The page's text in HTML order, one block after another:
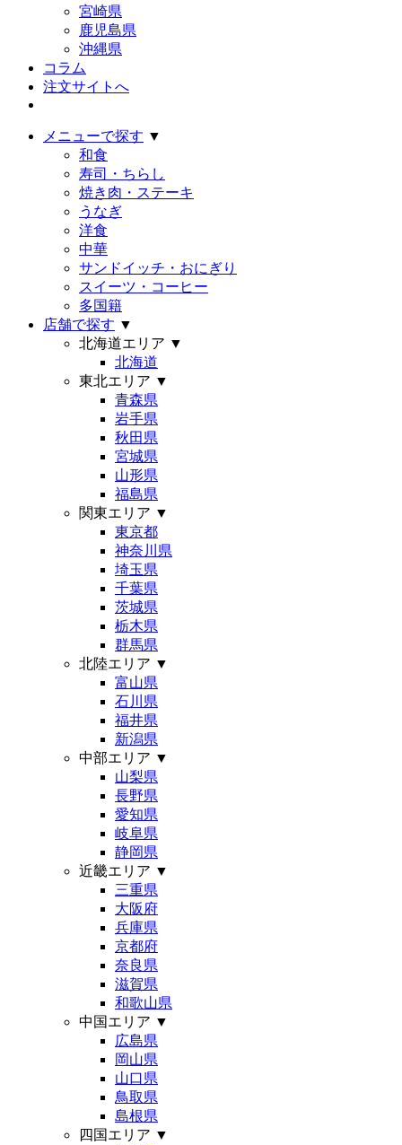
宮崎県
鹿児島県
沖縄県
コラム
注文サイトへ
メニューで探す ▼
和食
寿司・ちらし
焼き肉・ステーキ
うなぎ
洋食
中華
サンドイッチ・おにぎり
スイーツ・コーヒー
多国籍
店舗で探す ▼
北海道エリア ▼
北海道
東北エリア ▼
青森県
岩手県
秋田県
宮城県
山形県
福島県
関東エリア ▼
東京都
神奈川県
埼玉県
千葉県
茨城県
栃木県
群馬県
北陸エリア ▼
富山県
石川県
福井県
新潟県
中部エリア ▼
山梨県
長野県
愛知県
岐阜県
静岡県
近畿エリア ▼
三重県
大阪府
兵庫県
京都府
奈良県
滋賀県
和歌山県
中国エリア ▼
広島県
岡山県
山口県
鳥取県
島根県
四国エリア ▼